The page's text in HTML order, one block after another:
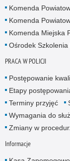
Komenda
Komenda
Komenda Miejska
Ośrodek
PRACA W POLICJI
Postępowanie
Etapy
Terminy przyjęć
Wymagania do
Zmiany w
Informacje